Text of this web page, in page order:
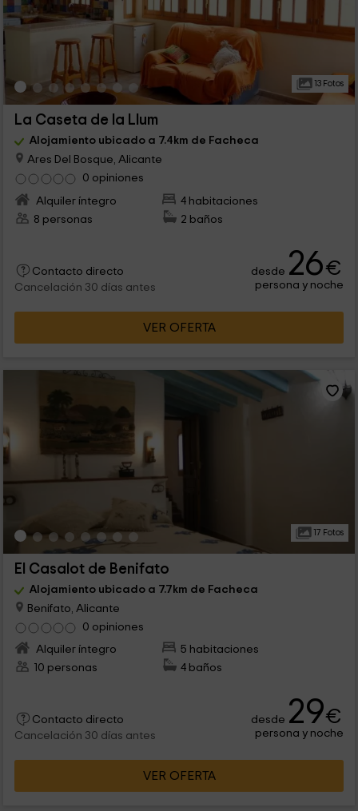
13 Fotos
La Caseta de la Llum
Alojamiento ubicado a 7.4km de Facheca
Ares Del Bosque, Alicante
0 opiniones
Alquiler íntegro
4 habitaciones
8 personas
2 baños
Contacto directo
Cancelación 30 días antes
desde 26€
persona y noche
VER OFERTA
17 Fotos
El Casalot de Benifato
Alojamiento ubicado a 7.7km de Facheca
Benifato, Alicante
0 opiniones
Alquiler íntegro
5 habitaciones
10 personas
4 baños
Contacto directo
Cancelación 30 días antes
desde 29€
persona y noche
VER OFERTA